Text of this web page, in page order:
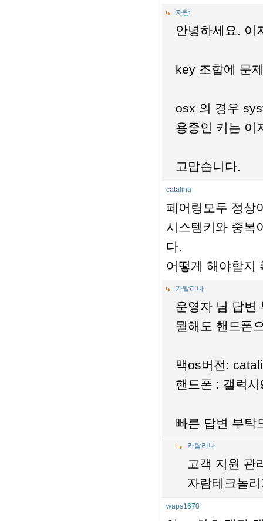
자람
안녕하세요. 이
key 조합에 문
osx 의 경우
용중인 키는 이
고맙습니다.
catalina
페어링모두 정상
시스템키와 중복
다.
어떻게 해야할지
카탈리나
운영자 님 답변
뭘해도 핸드폰
맥os버전:
핸드폰 : 갤럭시
빠른 답변 부탁
카탈리나
고객 지원 관
자람테크놀
waps1670